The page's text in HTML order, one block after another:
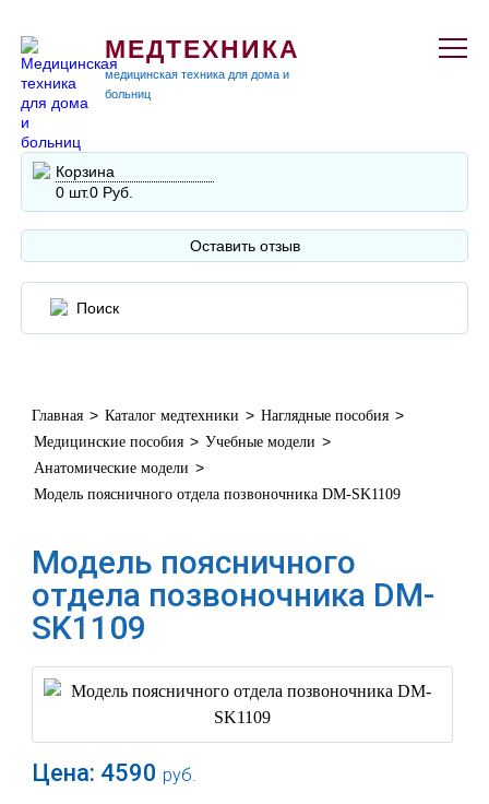
МЕДТЕХНИКА
медицинская техника для дома и
больниц
Корзина
0 шт.0 Руб.
Оставить отзыв
Главная > Каталог медтехники > Наглядные пособия >
Медицинские пособия > Учебные модели >
Анатомические модели >
Модель поясничного отдела позвоночника DM-SK1109
Модель поясничного
отдела позвоночника DM-
SK1109
Цена: 4590 руб.